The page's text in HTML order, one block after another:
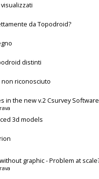
da Topodroid?
distinti
riconosciuto
in the new v.2 Csurvey Software
3d models
graphic - Problem at